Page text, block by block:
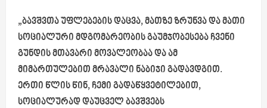
„ბავშვთა უფლებების დაცვა, მათზე ზრუნვა და მათი
სოციალური მდგომარეობის გაუმჯობესება ჩვენი
გუნდის მთავარი მოვალეობაა და ამ
მიმართულებით მრავალი ნაბიჯი გადავდგით.
ერთი წლის წინ, ჩემი გადაწყვეტილებით,
სოციალურად დაუცველ ბავშვებს